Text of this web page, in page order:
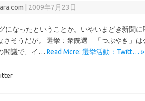
2009年7月23日
になったということか。いやいまどき新聞
さそうだが。 選挙：衆院選 「つぶやき」
閣議で、イ… Read More: 選挙活動：Twitt… »